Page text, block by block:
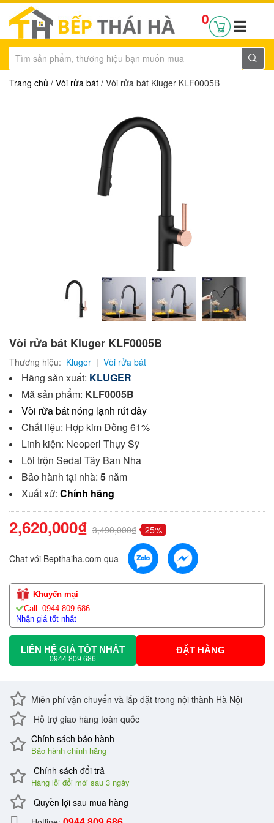
0
Trang chủ / Vòi rửa bát / Vòi rửa bát Kluger KLF0005B
Vòi rửa bát Kluger KLF0005B
Thương hiệu: Kluger | Vòi rửa bát
Hãng sản xuất: KLUGER
Mã sản phẩm: KLF0005B
Vòi rửa bát nóng lạnh rút dây
Chất liệu: Hợp kim Đồng 61%
Linh kiện: Neoperl Thụy Sỹ
Lõi trộn Sedal Tây Ban Nha
Bảo hành tại nhà: 5 năm
Xuất xứ: Chính hãng
2,620,000₫ 3,490,000₫ 25%
Chat với Bepthaiha.com qua
Khuyến mại
Call: 0944.809.686
Nhận giá tốt nhất
LIÊN HỆ GIÁ TỐT NHẤT
0944.809.686
ĐẶT HÀNG
Miễn phí vận chuyển và lắp đặt trong nội thành Hà Nội
Hỗ trợ giao hàng toàn quốc
Chính sách bảo hành
Bảo hành chính hãng
Chính sách đổi trả
Hàng lỗi đổi mới sau 3 ngày
Quyền lợi sau mua hàng